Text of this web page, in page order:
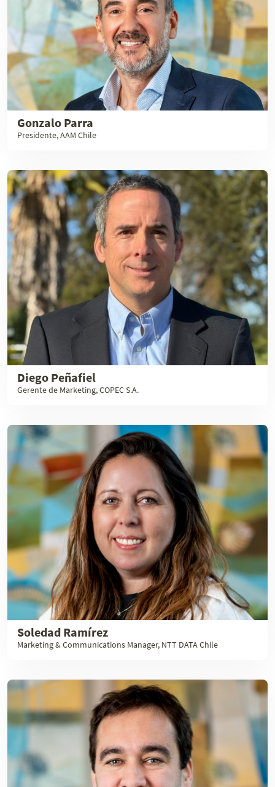
Gonzalo Parra
Presidente, AAM Chile
Diego Peñafiel
Gerente de Marketing, COPEC S.A.
Soledad Ramírez
Marketing & Communications Manager, NTT DATA Chile